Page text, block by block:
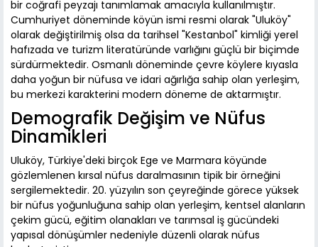
bir coğrafi peyzajı tanımlamak amacıyla kullanılmıştır.
Cumhuriyet döneminde köyün ismi resmi olarak "Uluköy"
olarak değiştirilmiş olsa da tarihsel "Kestanbol" kimliği yerel
hafızada ve turizm literatüründe varlığını güçlü bir biçimde
sürdürmektedir. Osmanlı döneminde çevre köylere kıyasla
daha yoğun bir nüfusa ve idari ağırlığa sahip olan yerleşim,
bu merkezi karakterini modern döneme de aktarmıştır.
Demografik Değişim ve Nüfus
Dinamikleri
Uluköy, Türkiye'deki birçok Ege ve Marmara köyünde
gözlemlenen kırsal nüfus daralmasının tipik bir örneğini
sergilemektedir. 20. yüzyılın son çeyreğinde görece yüksek
bir nüfus yoğunluğuna sahip olan yerleşim, kentsel alanların
çekim gücü, eğitim olanakları ve tarımsal iş gücündeki
yapısal dönüşümler nedeniyle düzenli olarak nüfus